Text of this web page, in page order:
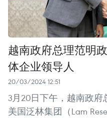
越南政府总理范明
体企业领导人
20/03/2024 12:51
3月20日下午，越南政
美国泛林集团（Lam